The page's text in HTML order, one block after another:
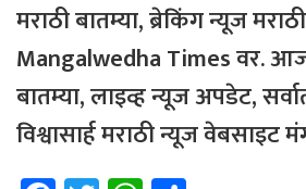
मराठीबातम्या,ब्रेकिंगन्यूज
Mangalwedha Timesवर.
बातम्या,लाइव्हन्यूजअपडेट,
विश्वासार्हमराठीन्यूजवेबसाइट